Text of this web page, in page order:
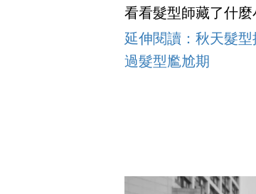
看看髮型師藏了什
延伸閱讀：秋天髮型
過髮型尷尬期